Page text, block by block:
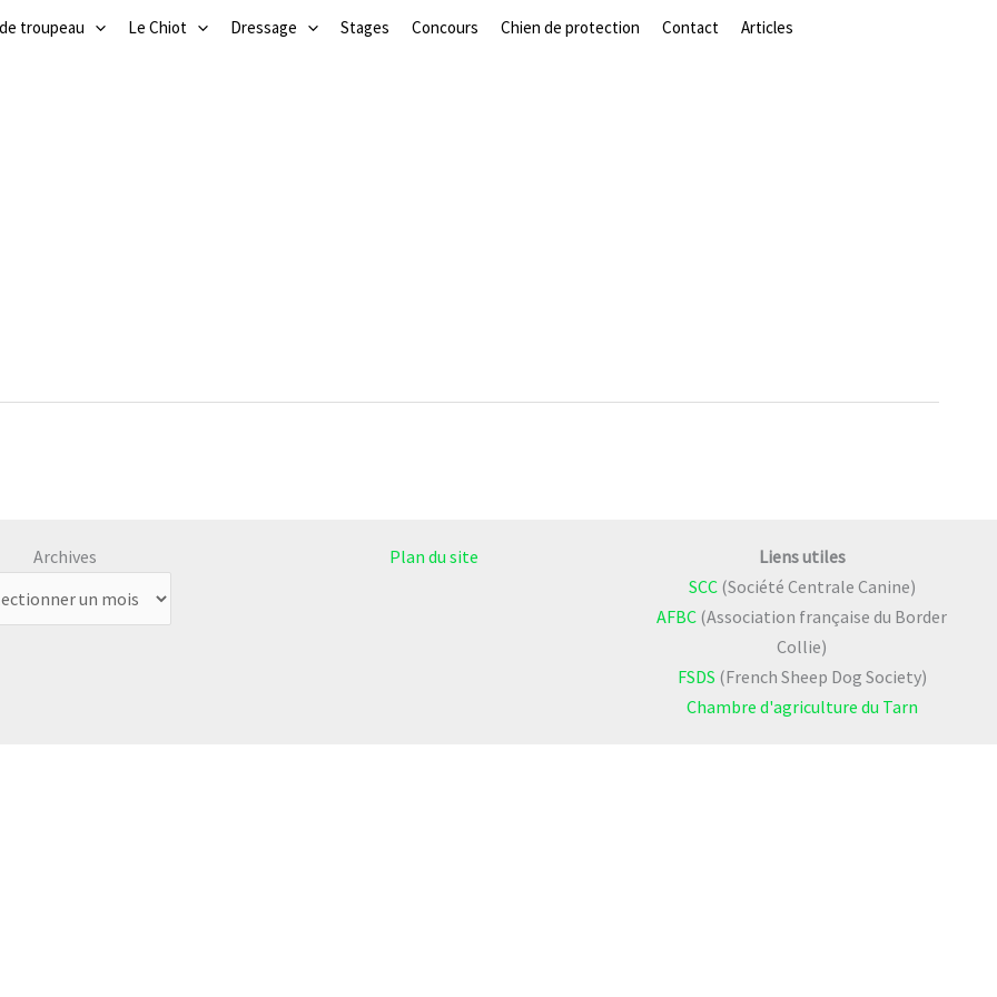
troupeau Le Chiot Dressage Stages Concours Chien de protection Contact Articles
Archives Plan du site
Liens utiles
SCC(Société Centrale Canine)
AFBC (Association française du Border
Collie)
FSDS (French Sheep Dog Society)
Chambre d'agriculture du Tarn